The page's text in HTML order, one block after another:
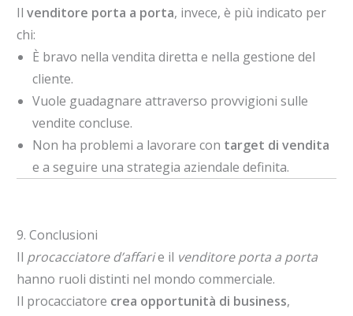
Il venditore porta a porta, invece, è più indicato per
chi:
È bravo nella vendita diretta e nella gestione del
cliente.
Vuole guadagnare attraverso provvigioni sulle
vendite concluse.
Non ha problemi a lavorare con target di vendita
e a seguire una strategia aziendale definita.
9. Conclusioni
Il procacciatore d’affarie il venditore porta a porta
hanno ruoli distinti nel mondo commerciale.
Il procacciatore crea opportunità di business,